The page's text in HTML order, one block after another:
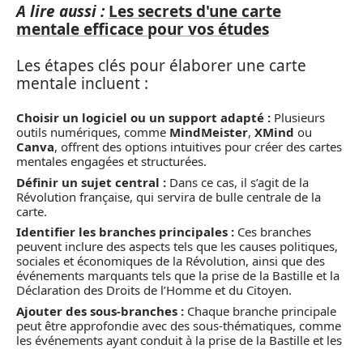
A lire aussi : Les secrets d'une carte
mentale efficace pour vos études
Les étapes clés pour élaborer une carte
mentale incluent :
Choisir un logiciel ou un support adapté : Plusieurs
outils numériques, comme MindMeister, XMind ou
Canva, offrent des options intuitives pour créer des cartes
mentales engagées et structurées.
Définir un sujet central : Dans ce cas, il s’agit de la
Révolution française, qui servira de bulle centrale de la
carte.
Identifier les branches principales : Ces branches
peuvent inclure des aspects tels que les causes politiques,
sociales et économiques de la Révolution, ainsi que des
événements marquants tels que la prise de la Bastille et la
Déclaration des Droits de l’Homme et du Citoyen.
Ajouter des sous-branches : Chaque branche principale
peut être approfondie avec des sous-thématiques, comme
les événements ayant conduit à la prise de la Bastille et les